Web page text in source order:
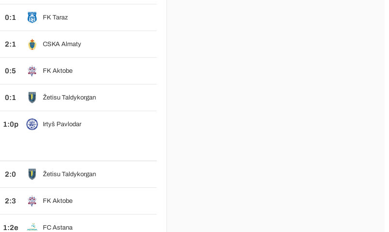
0:1 FK Taraz
2:1 CSKA Almaty
0:5 FK Aktobe
0:1 Žetisu Taldykorgan
1:0p Irtyš Pavlodar
2:0 Žetisu Taldykorgan
2:3 FK Aktobe
1:2e FC Astana